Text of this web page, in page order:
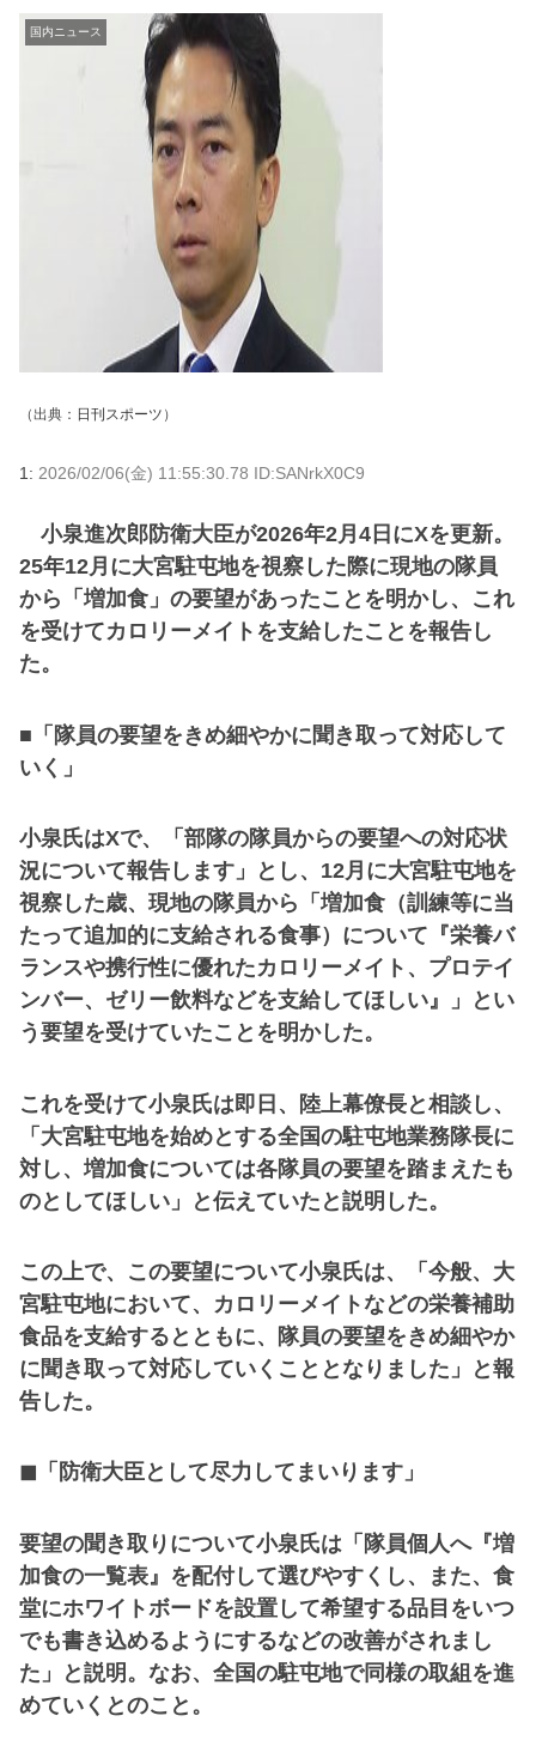
国内ニュース
（出典： 日刊スポーツ ）
1: 2026/02/06(金) 11:55:30.78 ID:SANrkX0C9
小泉進次郎防衛大臣が2026年2月4日にXを更新。
25年12月に大宮駐屯地を視察した際に現地の隊員
から「増加食」の要望があったことを明かし、これ
を受けてカロリーメイトを支給したことを報告し
た。
■「隊員の要望をきめ細やかに聞き取って対応して
いく」
小泉氏はXで、「部隊の隊員からの要望への対応状
況について報告します」とし、12月に大宮駐屯地を
視察した歳、現地の隊員から「増加食（訓練等に当
たって追加的に支給される食事）について『栄養バ
ランスや携行性に優れたカロリーメイト、プロテイ
ンバー、ゼリー飲料などを支給してほしい』」とい
う要望を受けていたことを明かした。
これを受けて小泉氏は即日、陸上幕僚長と相談し、
「大宮駐屯地を始めとする全国の駐屯地業務隊長に
対し、増加食については各隊員の要望を踏まえたも
のとしてほしい」と伝えていたと説明した。
この上で、この要望について小泉氏は、「今般、大
宮駐屯地において、カロリーメイトなどの栄養補助
食品を支給するとともに、隊員の要望をきめ細やか
に聞き取って対応していくこととなりました」と報
告した。
◼「防衛大臣として尽力してまいります」
要望の聞き取りについて小泉氏は「隊員個人へ『増
加食の一覧表』を配付して選びやすくし、また、食
堂にホワイトボードを設置して希望する品目をいつ
でも書き込めるようにするなどの改善がされまし
た」と説明。なお、全国の駐屯地で同様の取組を進
めていくとのこと。